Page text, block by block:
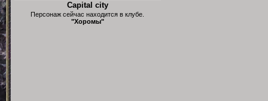
Capital city
Персонаж сейчас находится в клубе.
"Хоромы"